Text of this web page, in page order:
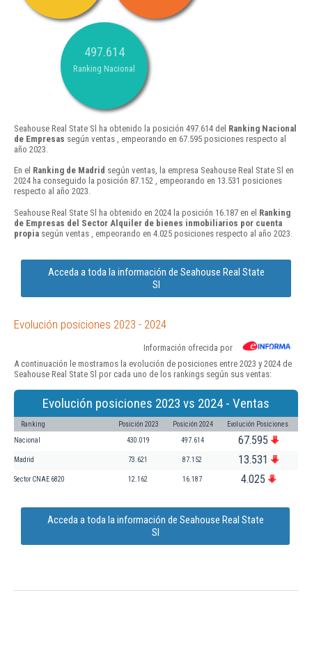
497.614
Ranking Nacional
Seahouse Real State Sl ha obtenido la posición 497.614 del Ranking Nacional
de Empresas según ventas , empeorando en 67.595 posiciones respecto al
año 2023.
En el Ranking de Madrid según ventas, la empresa Seahouse Real State Sl en
2024 ha conseguido la posición 87.152 , empeorando en 13.531 posiciones
respecto al año 2023.
Seahouse Real State Sl ha obtenido en 2024 la posición 16.187 en el Ranking
de Empresas del Sector Alquiler de bienes inmobiliarios por cuenta
propia según ventas , empeorando en 4.025 posiciones respecto al año 2023.
Acceda a toda la información de Seahouse Real State
Sl
Evolución posiciones 2023 - 2024
Información ofrecida por
A continuación le mostramos la evolución de posiciones entre 2023 y 2024 de
Seahouse Real State Sl por cada uno de los rankings según sus ventas:
Evolución posiciones 2023 vs 2024 - Ventas
Ranking Posición 2023 Posición 2024 Evolución Posiciones
Nacional 430.019 497.614 67.595
Madrid 73.621 87.152 13.531
Sector CNAE 6820 12.162 16.187 4.025
Acceda a toda la información de Seahouse Real State
Sl